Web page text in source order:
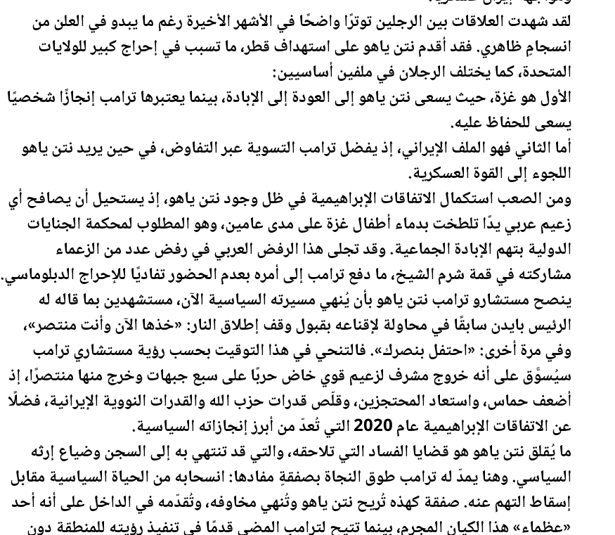
لقد شهدت العلاقات بين الرجلين توترًا واضحًا في الأشهر الأخيرة رغم ما يبدو في العلن من
انسجامٍ ظاهري. فقد أقدم نتن ياهو على استهدافقطر، ما تسبب في إحراج كبير للولايات
المتحدة، كما يختلف الرجلان في ملفين أساسيين:
الأول هو غزة، حيث يسعى نتن ياهو إلى العودة إلى الإبادة، بينما يعتبرهاترامبإنجازًا شخصيًا
يسعى للحفاظ عليه.
أما الثاني فهو الملف الإيراني، إذ يفضلترامبالتسوية عبر التفاوض، في حين يريد نتن ياهو
اللجوء إلى القوة العسكرية.
ومن الصعب استكمال الاتفاقات الإبراهيمية في ظل وجود نتن ياهو، إذ يستحيل أن يصافح أي
زعيم عربي يدًا تلطخت بدماء أطفال غزة على مدى عامين، وهو المطلوب لمحكمة الجنايات
الدولية بتهم الإبادة الجماعية. وقد تجلى هذا الرفض العربي في رفض عدد من الزعماء
مشاركته في قمة شرم الشيخ، ما دفعترامبإلى أمره بعدم الحضور تفاديًا للإحراج الدبلوماسي.
ينصح مستشاروترامبنتن ياهو بأن يُنهي مسيرته السياسية الآن، مستشهدين بما قاله له
الرئيس بايدن سابقًا في محاولة لإقناعه بقبول وقف إطلاق النار: «خذها الآن وأنت منتصر»،
وفي مرة أخرى: «احتفل بنصرك». فالتنحي في هذا التوقيت بحسب رؤية مستشاريترامب
سيُسوَّق على أنه خروج مشرف لزعيم قوي خاض حربًا على سبع جبهات وخرج منها منتصرًا، إذ
أضعف حماس، واستعاد المحتجزين، وقلّص قدرات حزب الله والقدرات النووية الإيرانية، فضلًا
عن الاتفاقات الإبراهيمية عام 2020 التي تُعدّ من أبرز إنجازاته السياسية.
ما يُقلق نتن ياهو هو قضايا الفساد التي تلاحقه، والتي قد تنتهي به إلى السجن وضياع إرثه
السياسي. وهنا يمدّ لهترامبطوق النجاة بصفقةٍ مفادها: انسحابه من الحياة السياسية مقابل
إسقاط التهم عنه. صفقة كهذه تُريح نتن ياهو وتُنهي مخاوفه، وتُقدّمه في الداخل على أنه أحد
«عظماء» هذا الكيان المجرم، بينما تتيح لترامبالمضي قدمًا في تنفيذ رؤيته للمنطقة دون